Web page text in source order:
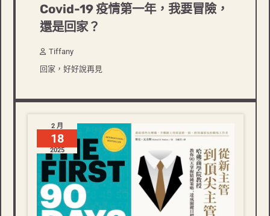
Covid-19 疫情第一年，我要冒險，
還是回家？
Tiffany
回家，好好說再見
2 月
18
2025